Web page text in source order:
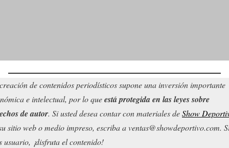
de contenidos periodísticos supone una inversión importante
e intelectual, por lo queestá protegida en las leyes sobre
de autor. Si usted desea contar con materiales deShow
sitio web o medio impreso, escriba a ventas@showdeportivo.com.
usuario, ¡disfruta el contenido!